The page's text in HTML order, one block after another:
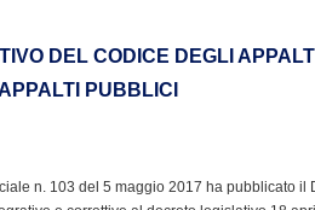
DEL CODICE DEGLI
PUBBLICI
n. 103 del 5 maggio 2017 ha pubblicato il